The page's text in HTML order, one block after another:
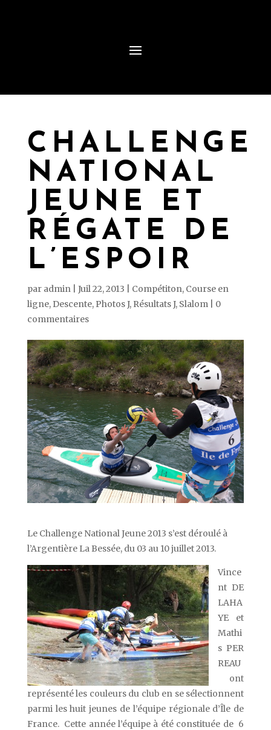
CHALLENGE
NATIONAL
JEUNE ET
RÉGATE DE
L’ESPOIR
par admin| Juil 22, 2013 Compétiton, Course en
ligne, Descente, Photos J, Résultats J, Slalom| 0
commentaires
Le Challenge National Jeune 2013 s’est déroulé à
l’Argentière La Bessée, du 03 au 10 juillet 2013.
Vince
nt DE
LAHA
YE et
Mathi
s PER
REAU
ont
représenté les couleurs du club en se sélectionnent
parmi les huit jeunes de l’équipe régionale d’Île de
France. Cette année l’équipe à été constituée de 6